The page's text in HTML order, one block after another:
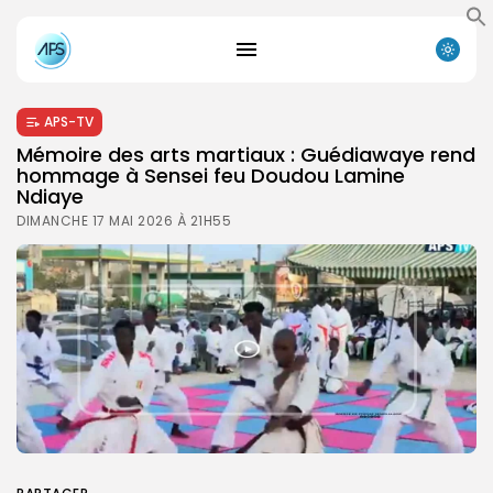
APS-TV
Mémoire des arts martiaux : Guédiawaye rend
hommage à Sensei feu Doudou Lamine
Ndiaye
DIMANCHE 17 MAI 2026 À 21H55